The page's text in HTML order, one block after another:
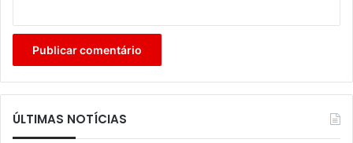
ÚLTIMAS NOTÍCIAS